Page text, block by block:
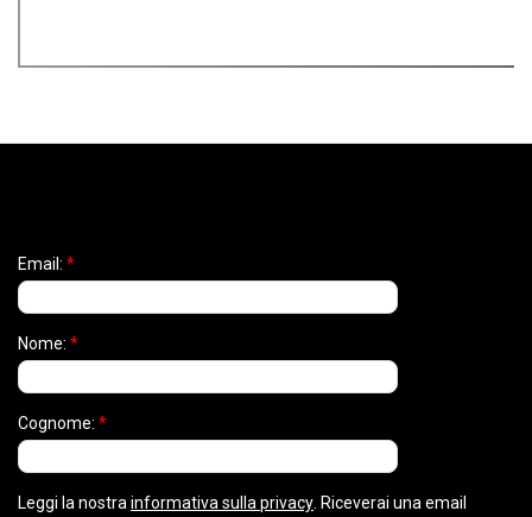
Email: *
Nome: *
Cognome: *
Leggi la nostrainformativa sulla privacy. Riceverai una email